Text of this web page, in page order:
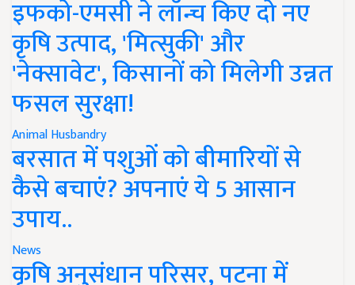
इफको-एमसी ने लॉन्च किए दो नए
कृषि उत्पाद, 'मित्सुकी' और
'नेक्सावेट', किसानों को मिलेगी उन्नत
फसल सुरक्षा!
Animal Husbandry
बरसात में पशुओं को बीमारियों से
कैसे बचाएं? अपनाएं ये 5 आसान
उपाय..
News
कृषि अनुसंधान परिसर, पटना में